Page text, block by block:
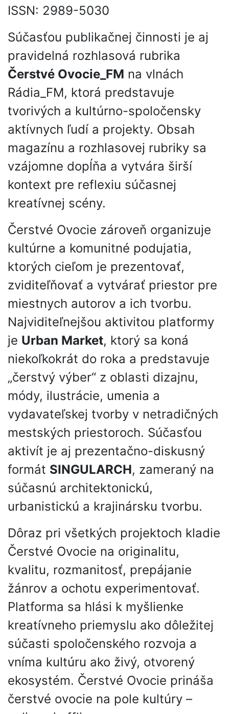
ISSN: 2989-5030
Súčasťou publikačnej činnosti je aj
pravidelná rozhlasová rubrika
Čerstvé Ovocie_FM na vlnách
Rádia_FM, ktorá predstavuje
tvorivých a kultúrno-spoločensky
aktívnych ľudí a projekty. Obsah
magazínu a rozhlasovej rubriky sa
vzájomne dopĺňa a vytvára širší
kontext pre reflexiu súčasnej
kreatívnej scény.
Čerstvé Ovocie zároveň organizuje
kultúrne a komunitné podujatia,
ktorých cieľom je prezentovať,
zviditeľňovať a vytvárať priestor pre
miestnych autorov a ich tvorbu.
Najviditeľnejšou aktivitou platformy
je Urban Market, ktorý sa koná
niekoľkokrát do roka a predstavuje
„čerstvý výber“ z oblasti dizajnu,
módy, ilustrácie, umenia a
vydavateľskej tvorby v netradičných
mestských priestoroch. Súčasťou
aktivít je aj prezentačno-diskusný
formát SINGULARCH, zameraný na
súčasnú architektonickú,
urbanistickú a krajinársku tvorbu.
Dôraz pri všetkých projektoch kladie
Čerstvé Ovocie na originalitu,
kvalitu, rozmanitosť, prepájanie
žánrov a ochotu experimentovať.
Platforma sa hlási k myšlienke
kreatívneho priemyslu ako dôležitej
súčasti spoločenského rozvoja a
vníma kultúru ako živý, otvorený
ekosystém. Čerstvé Ovocie prináša
čerstvé ovocie na pole kultúry –